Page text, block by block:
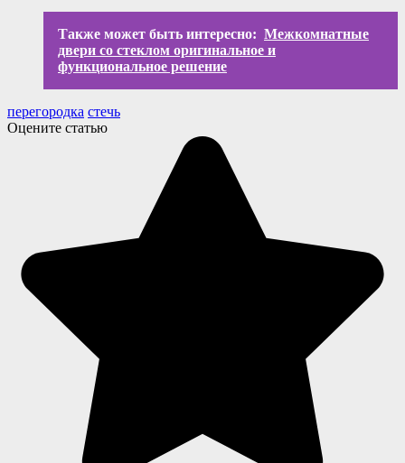
Также может быть интересно: Межкомнатные
двери со стеклом оригинальное и
функциональное решение
перегородка стечь
Оцените статью